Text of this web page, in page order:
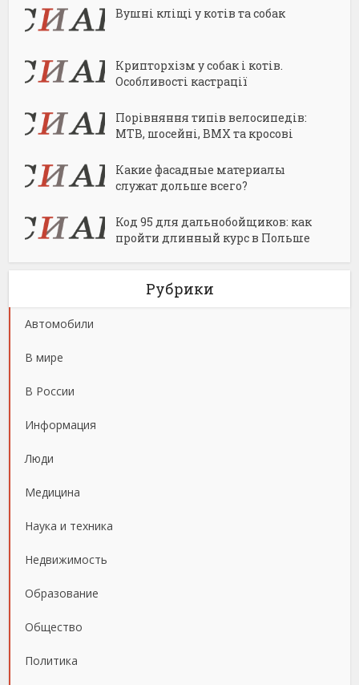
Вушні кліщі у котів та собак
Крипторхізм у собак і котів.
Особливості кастрації
Порівняння типів велосипедів:
MTB, шосейні, BMX та кросові
Какие фасадные материалы
служат дольше всего?
Код 95 для дальнобойщиков: как
пройти длинный курс в Польше
Рубрики
Автомобили
В мире
В России
Информация
Люди
Медицина
Наука и техника
Недвижимость
Образование
Общество
Политика